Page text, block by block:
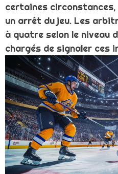
certaines
un arrêt du jeu. Les
à quatre selon le niveau
chargés de signaler ces